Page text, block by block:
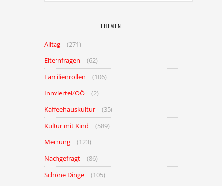
THEMEN
Alltag
(271)
Elternfragen
(62)
Familienrollen
(106)
Innviertel/OÖ
(2)
Kaffeehauskultur
(35)
Kultur mit Kind
(589)
Meinung
(123)
Nachgefragt
(86)
Schöne Dinge
(105)